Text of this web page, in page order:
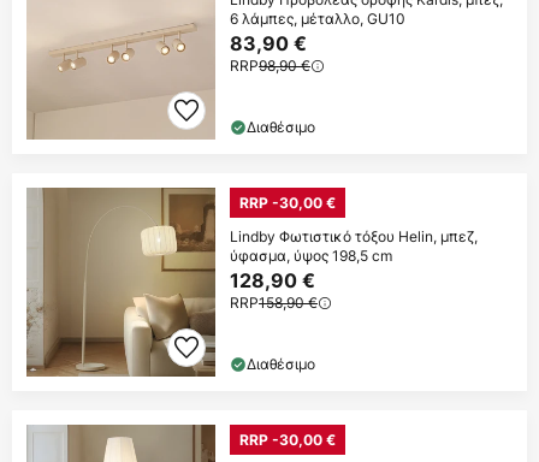
6 λάμπες, μέταλλο, GU10
83,90 €
RRP98,90 €
Διαθέσιμο
RRP -30,00 €
Lindby Φωτιστικό τόξου Helin, μπεζ,
ύφασμα, ύψος 198,5 cm
128,90 €
RRP158,90 €
Διαθέσιμο
RRP -30,00 €